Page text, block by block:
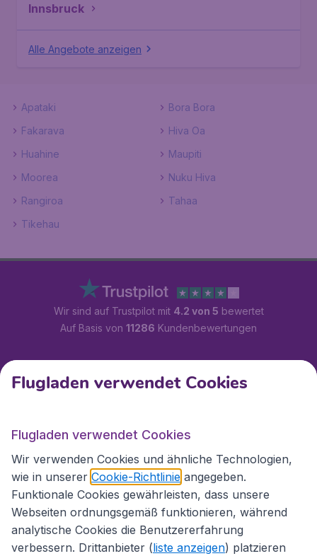
Innsbruck
Alle Angebote anzeigen
Apataki
Bora Bora
Fakarava
Hiva Oa
Huahine
Maupiti
Moorea
Nuku Hiva
Rangiroa
Tahaa
Tikehau
Wir sind auf Trustpilot mit 4.2 von 5 bewertet
Auf Basis von 11286 Kundenbewertungen
Kundenservice
Flugladen.at
Internationale Webseiten
Flugladen verwendet Cookies
Flugladen verwendet Cookies
Wir verwenden Cookies und ähnliche Technologien,
wie in unserer Cookie-Richtlinie angegeben.
Funktionale Cookies gewährleisten, dass unsere
Webseiten ordnungsgemäß funktionieren, während
analytische Cookies die Benutzererfahrung
verbessern. Drittanbieter (liste anzeigen) platzieren